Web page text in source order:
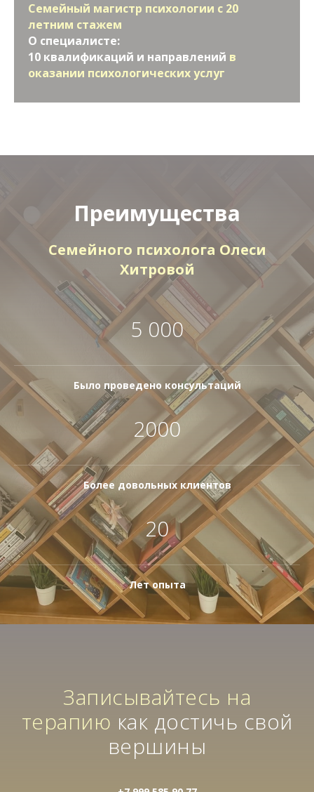
Семейный магистр психологии с 20
летним стажем
О специалисте:
10 квалификаций и направлений в
оказании психологических услуг
Преимущества
Семейного психолога Олеси
Хитровой
5 000
Было проведено консультаций
2000
Более довольных клиентов
20
Лет опыта
Записывайтесь на
терапию как достичь свой
вершины